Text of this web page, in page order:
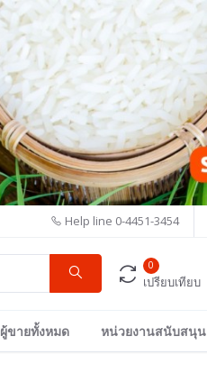
Help line 0-4451-3454
0
เปรียบเทียบ
ผู้ขายทั้งหมด หน่วยงานสนับสนุน